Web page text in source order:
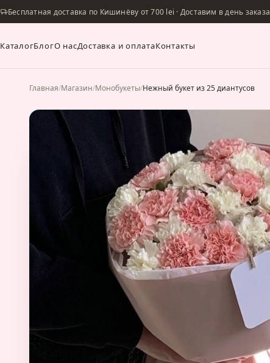
Бесплатная доставка по Кишинёву от 700 lei · Доставим в день заказа
КаталогБлогО насДоставка и оплатаКонтакты
Главная/Магазин/Монобукеты/Нежный букет из 25 диантусов